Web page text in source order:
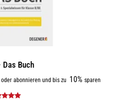
Das Buch
oder abonnieren und bis zu 10% sparen